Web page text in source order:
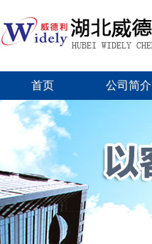
首页 公司简介